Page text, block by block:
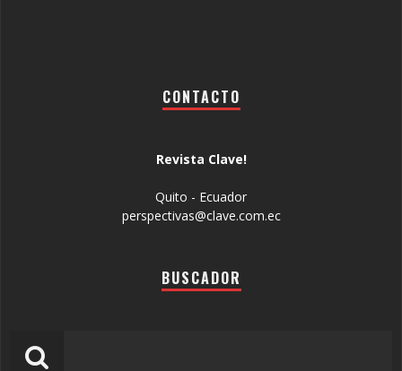
CONTACTO
Revista Clave!
Quito - Ecuador
perspectivas@clave.com.ec
BUSCADOR